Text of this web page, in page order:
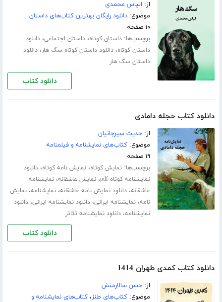
از: الیاس محمدی
موضوع:دانلود رایگان بهترین کتاب‌های داستان
۱۰ صفحه
برچسب‌ها:داستان کوتاه،داستان اجتماعی،دانلود
داستان کوتاه،دانلود داستان کوتاه سگ هار،دانلود
داستان سگ هار
دانلود کتاب
دانلود کتاب حجله دامادی
از:حدیث سیرجانیان
موضوع:کتاب‌های نمایشنامه و فیلمنامه
۱۹ صفحه
برچسب‌ها:نمایش کوتاه،نمایش نامه کوتاه،دانلود
نمایشنامه کوتاه pdf
،نمایش عاشقانه،نمایشنامه
عاشقانه،دانلود نمایش نامه عاشقانه،نمایشنامه،نمایش
نامه،نمایشنامه ایرانی،دانلود نمایشنامه ایرانی،دانلود
نمایشنامه،دانلود نمایشنامه تئاتر
دانلود کتاب
دانلود کتاب کمدی طهران 1414
از:حسن سالارمنش
موضوع:کتاب‌های طنز،کتاب‌های نمایشنامه و